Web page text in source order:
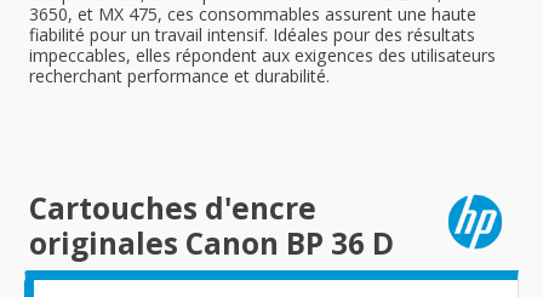
3650, et MX 475, ces consommables assurent une haute
fiabilité pour un travail intensif. Idéales pour des résultats
impeccables, elles répondent aux exigences des utilisateurs
recherchant performance et durabilité.
Cartouches d'encre
originales Canon BP 36 D